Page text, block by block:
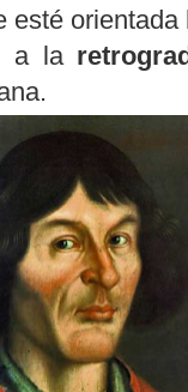
esté
a la